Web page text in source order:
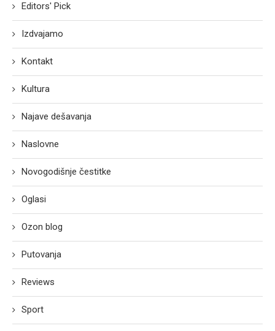
Editors' Pick
Izdvajamo
Kontakt
Kultura
Najave dešavanja
Naslovne
Novogodišnje čestitke
Oglasi
Ozon blog
Putovanja
Reviews
Sport